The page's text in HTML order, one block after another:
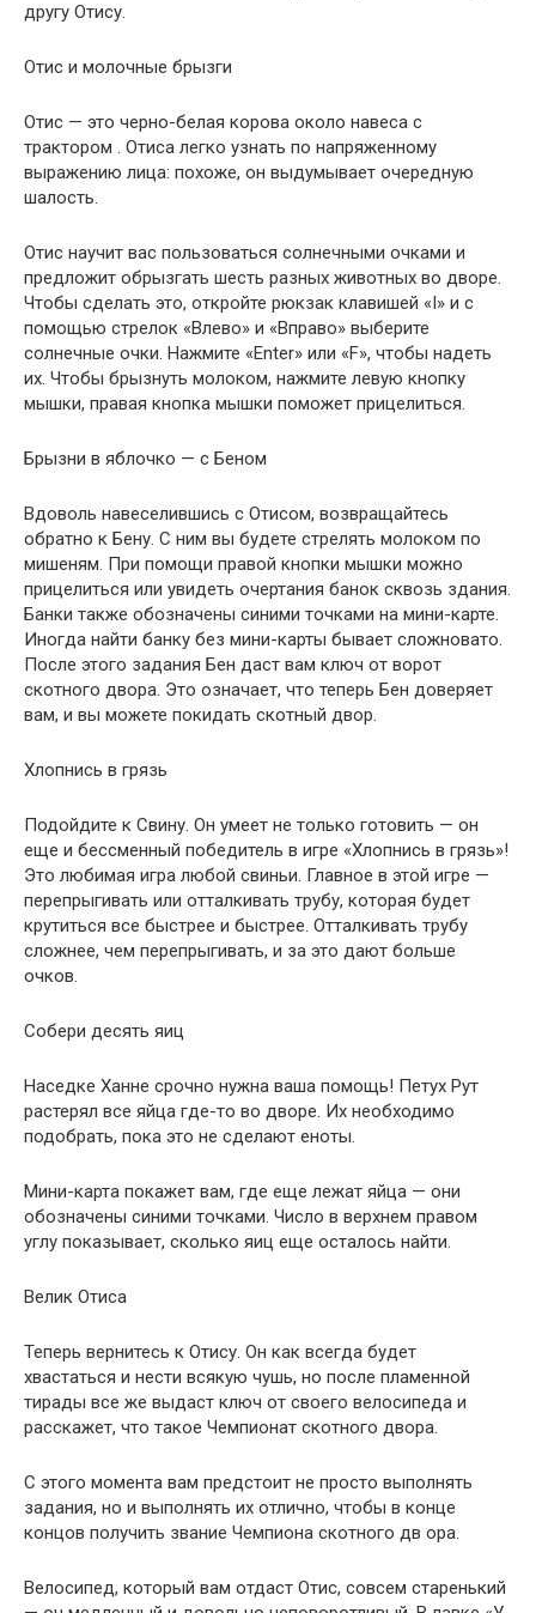
другу Отису.
Отис и молочные брызги
Отис — это черно-белая корова около навеса с
трактором . Отиса легко узнать по напряженному
выражению лица: похоже, он выдумывает очередную
шалость.
Отис научит вас пользоваться солнечными очками и
предложит обрызгать шесть разных животных во дворе.
Чтобы сделать это, откройте рюкзак клавишей «I» и с
помощью стрелок «Влево» и «Вправо» выберите
солнечные очки. Нажмите «Enter» или «F», чтобы надеть
их. Чтобы брызнуть молоком, нажмите левую кнопку
мышки, правая кнопка мышки поможет прицелиться.
Брызни в яблочко — с Беном
Вдоволь навеселившись с Отисом, возвращайтесь
обратно к Бену. С ним вы будете стрелять молоком по
мишеням. При помощи правой кнопки мышки можно
прицелиться или увидеть очертания банок сквозь здания.
Банки также обозначены синими точками на мини-карте.
Иногда найти банку без мини-карты бывает сложновато.
После этого задания Бен даст вам ключ от ворот
скотного двора. Это означает, что теперь Бен доверяет
вам, и вы можете покидать скотный двор.
Хлопнись в грязь
Подойдите к Свину. Он умеет не только готовить — он
еще и бессменный победитель в игре «Хлопнись в грязь»!
Это любимая игра любой свиньи. Главное в этой игре —
перепрыгивать или отталкивать трубу, которая будет
крутиться все быстрее и быстрее. Отталкивать трубу
сложнее, чем перепрыгивать, и за это дают больше
очков.
Собери десять яиц
Наседке Ханне срочно нужна ваша помощь! Петух Рут
растерял все яйца где-то во дворе. Их необходимо
подобрать, пока это не сделают еноты.
Мини-карта покажет вам, где еще лежат яйца — они
обозначены синими точками. Число в верхнем правом
углу показывает, сколько яиц еще осталось найти.
Велик Отиса
Теперь вернитесь к Отису. Он как всегда будет
хвастаться и нести всякую чушь, но после пламенной
тирады все же выдаст ключ от своего велосипеда и
расскажет, что такое Чемпионат скотного двора.
С этого момента вам предстоит не просто выполнять
задания, но и выполнять их отлично, чтобы в конце
концов получить звание Чемпиона скотного дв ора.
Велосипед, который вам отдаст Отис, совсем старенький